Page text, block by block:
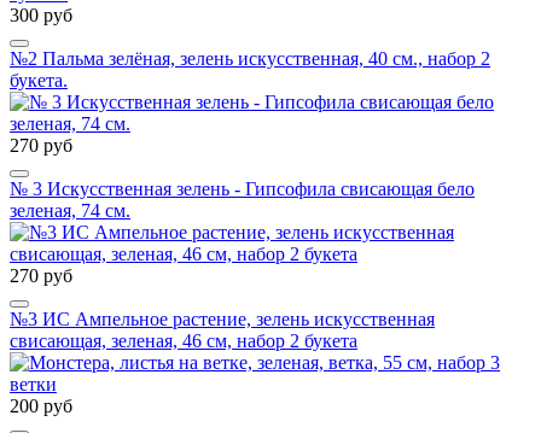
300 руб
№2 Пальма зелёная, зелень искусственная, 40 см., набор 2
букета.
270 руб
№ 3 Искусственная зелень - Гипсофила свисающая бело
зеленая, 74 см.
270 руб
№3 ИС Ампельное растение, зелень искусственная
свисающая, зеленая, 46 см, набор 2 букета
200 руб